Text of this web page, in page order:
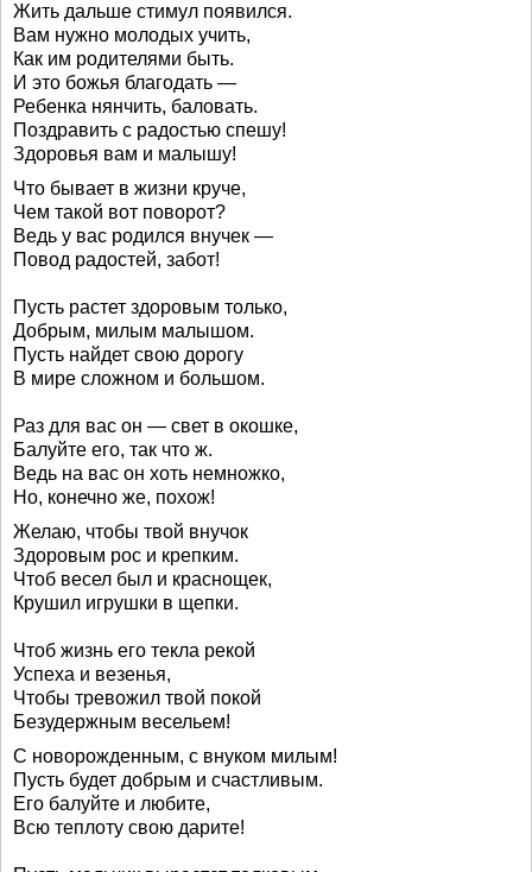
Жить дальше стимул появился.
Вам нужно молодых учить,
Как им родителями быть.
И это божья благодать —
Ребенка нянчить, баловать.
Поздравить с радостью спешу!
Здоровья вам и малышу!
Что бывает в жизни круче,
Чем такой вот поворот?
Ведь у вас родился внучек —
Повод радостей, забот!
Пусть растет здоровым только,
Добрым, милым малышом.
Пусть найдет свою дорогу
В мире сложном и большом.
Раз для вас он — свет в окошке,
Балуйте его, так что ж.
Ведь на вас он хоть немножко,
Но, конечно же, похож!
Желаю, чтобы твой внучок
Здоровым рос и крепким.
Чтоб весел был и краснощек,
Крушил игрушки в щепки.
Чтоб жизнь его текла рекой
Успеха и везенья,
Чтобы тревожил твой покой
Безудержным весельем!
С новорожденным, с внуком милым!
Пусть будет добрым и счастливым.
Его балуйте и любите,
Всю теплоту свою дарите!